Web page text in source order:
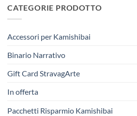
CATEGORIE PRODOTTO
Accessori per Kamishibai
Binario Narrativo
Gift Card StravagArte
In offerta
Pacchetti Risparmio Kamishibai